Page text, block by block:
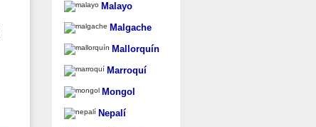
Malayo
Malgache
Mallorquín
Marroquí
Mongol
Nepalí